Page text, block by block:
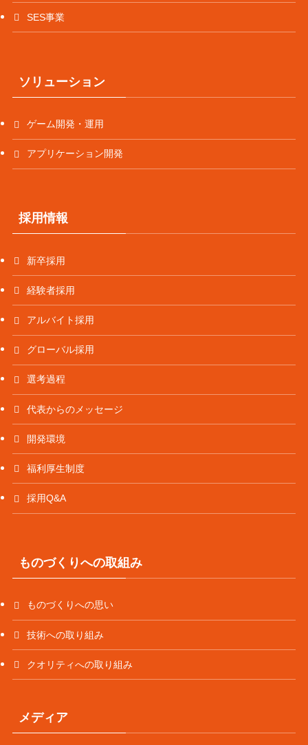
SES事業
ソリューション
ゲーム開発・運用
アプリケーション開発
採用情報
新卒採用
経験者採用
アルバイト採用
グローバル採用
選考過程
代表からのメッセージ
開発環境
福利厚生制度
採用Q&A
ものづくりへの取組み
ものづくりへの思い
技術への取り組み
クオリティへの取り組み
メディア